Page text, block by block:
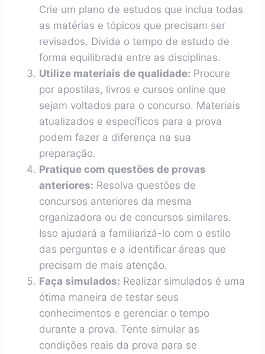
Crie um plano de estudos que inclua todas
as matérias e tópicos que precisam ser
revisados. Divida o tempo de estudo de
forma equilibrada entre as disciplinas.
Utilize materiais de qualidade: Procure
por apostilas, livros e cursos online que
sejam voltados para o concurso. Materiais
atualizados e específicos para a prova
podem fazer a diferença na sua
preparação.
Pratique com questões de provas
anteriores: Resolva questões de
concursos anteriores da mesma
organizadora ou de concursos similares.
Isso ajudará a familiarizá-lo com o estilo
das perguntas e a identificar áreas que
precisam de mais atenção.
Faça simulados: Realizar simulados é uma
ótima maneira de testar seus
conhecimentos e gerenciar o tempo
durante a prova. Tente simular as
condições reais da prova para se